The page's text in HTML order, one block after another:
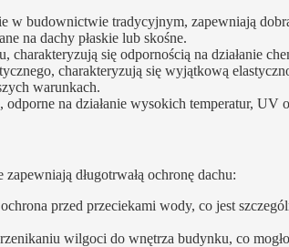
w budownictwie tradycyjnym, zapewniają
na dachy płaskie lub skośne.
się odpornością na działanie
charakteryzują się wyjątkową
warunkach.
odporne na działanie wysokich temperatur, UV
długotrwałą ochronę dachu:
przed przeciekami wody, co jest
wilgoci do wnętrza budynku, co